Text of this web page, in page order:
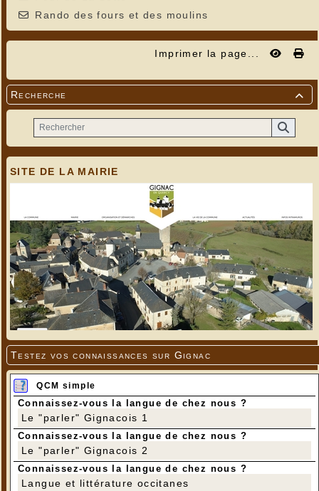
Rando des fours et des moulins
Imprimer la page...

Recherche
SITE DE LA MAIRIE
Testez vos connaissances sur Gignac
QCM simple
Connaissez-vous la langue de chez nous ?
Le "parler" Gignacois 1
Connaissez-vous la langue de chez nous ?
Le "parler" Gignacois 2
Connaissez-vous la langue de chez nous ?
Langue et littérature occitanes